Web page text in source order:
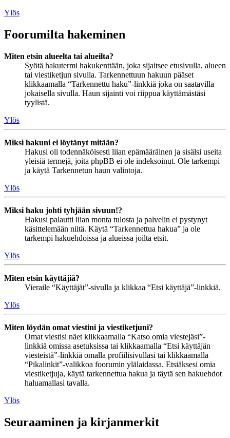
Ylös
Foorumilta hakeminen
Miten etsin alueelta tai alueilta?
Syötä hakutermi hakukenttään, joka sijaitsee etusivulla, alueen
tai viestiketjun sivulla. Tarkennettuun hakuun pääset
klikkaamalla “Tarkennettu haku”-linkkiä joka on saatavilla
jokaisella sivulla. Haun sijainti voi riippua käyttämästäsi
tyylistä.
Ylös
Miksi hakuni ei löytänyt mitään?
Hakusi oli todennäköisesti liian epämääräinen ja sisälsi useita
yleisiä termejä, joita phpBB ei ole indeksoinut. Ole tarkempi
ja käytä Tarkennetun haun valintoja.
Ylös
Miksi haku johti tyhjään sivuun!?
Hakusi palautti liian monta tulosta ja palvelin ei pystynyt
käsittelemään niitä. Käytä “Tarkennettua hakua” ja ole
tarkempi hakuehdoissa ja alueissa joilta etsit.
Ylös
Miten etsin käyttäjiä?
Vieraile “Käyttäjät”-sivulla ja klikkaa “Etsi käyttäjä”-linkkiä.
Ylös
Miten löydän omat viestini ja viestiketjuni?
Omat viestisi näet klikkaamalla “Katso omia viestejäsi”-
linkkiä omissa asetuksissa tai klikkaamalla “Etsi käyttäjän
viesteistä”-linkkiä omalla profiilisivullasi tai klikkaamalla
“Pikalinkit”-valikkoa foorumin ylälaidassa. Etsiäksesi omia
viestiketjuja, käytä tarkennettua hakua ja täytä sen hakuehdot
haluamallasi tavalla.
Ylös
Seuraaminen ja kirjanmerkit